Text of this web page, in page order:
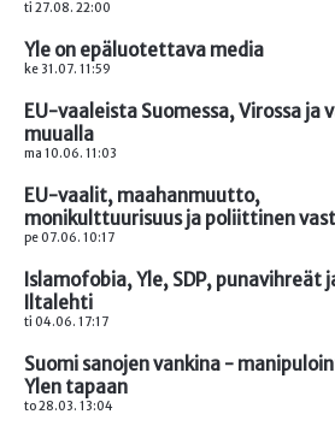
ti 27.08. 22:00
Yle on epäluotettava media
ke 31.07. 11:59
EU-vaaleista Suomessa, Virossa ja
muualla
ma 10.06. 11:03
EU-vaalit, maahanmuutto,
monikulttuurisuus ja poliittinen
pe 07.06. 10:17
Islamofobia, Yle, SDP, punavihreät
Iltalehti
ti 04.06. 17:17
Suomi sanojen vankina -
Ylen tapaan
to 28.03. 13:04